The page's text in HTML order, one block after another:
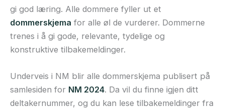
gi god læring. Alle dommere fyller ut et
dommerskjema for alle øl de vurderer. Dommerne
trenes i å gi gode, relevante, tydelige og
konstruktive tilbakemeldinger.
Underveis i NM blir alle dommerskjema publisert på
samlesiden for NM 2024. Da vil du finne igjen ditt
deltakernummer, og du kan lese tilbakemeldinger fra